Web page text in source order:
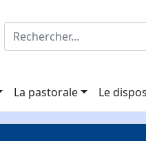
La pastorale Le